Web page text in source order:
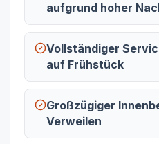
aufgrund hoher
Vollständiger
auf Frühstück
Großzügiger
Verweilen